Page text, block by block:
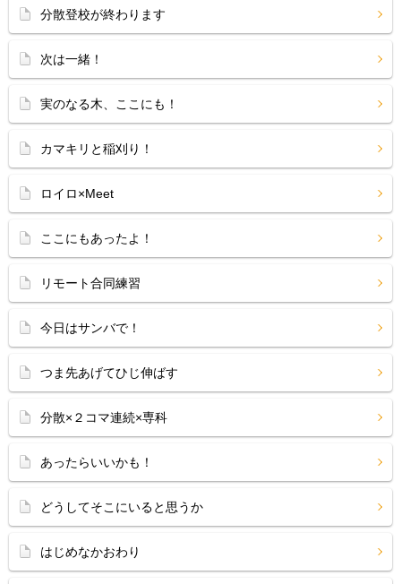
分散登校が終わります
次は一緒！
実のなる木、ここにも！
カマキリと稲刈り！
ロイロ×Meet
ここにもあったよ！
リモート合同練習
今日はサンバで！
つま先あげてひじ伸ばす
分散×２コマ連続×専科
あったらいいかも！
どうしてそこにいると思うか
はじめなかおわり